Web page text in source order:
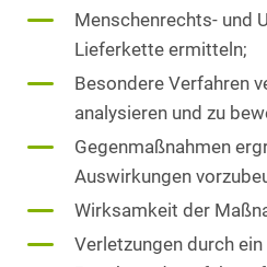
Menschenrechts- und
Lieferkette ermitteln;
Besondere Verfahren
analysieren und zu
Gegenmaßnahmen
Auswirkungen
Wirksamkeit der
Verletzungen durch